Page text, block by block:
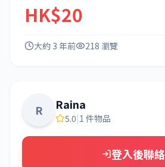
HK$20
大約 3 年前 218 瀏覽
R Raina
5.0|1 件物品
登入後聯絡